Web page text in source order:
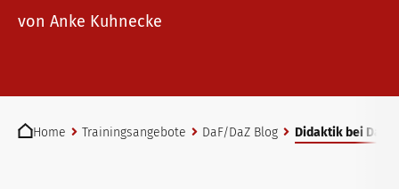
telc Remote Tests
Allgemeinsprachliches Deutsch
Fortbildungen: Unterrichten
von Anke Kuhnecke
Home
Trainingsangebote DaF/DaZ Blog Didaktik bei DaF